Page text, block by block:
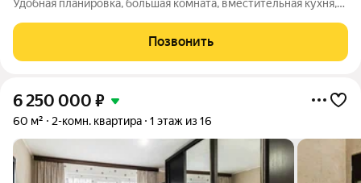
Удобная планировка, большая комната, вместительная кухня,
готова к проживанию. Также можно легко сдать в аренду. В
подарок Покупателю
Позвонить
6 250 000 ₽
60 м² 2-комн. квартира 1 этаж из 16